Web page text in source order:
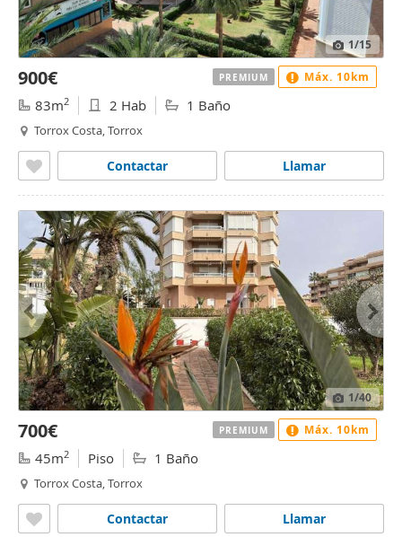
1/15
900€
83m2 2 Hab 1 Baño
Torrox Costa, Torrox
Llamar
Contactar
PREMIUM Máx. 10km
1/40
700€
45m2 Piso 1 Baño
Torrox Costa, Torrox
Llamar
Contactar
PREMIUM Máx. 10km